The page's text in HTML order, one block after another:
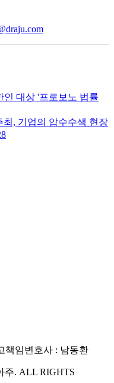
인 대상 '프로보노 법률
, 기업의 압수수색 현장
책임변호사 : 남동환
주. ALL RIGHTS